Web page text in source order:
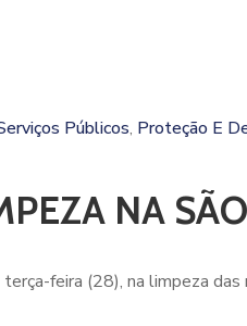
Públicos‚ Proteção E
NA
feira (28), na limpeza das